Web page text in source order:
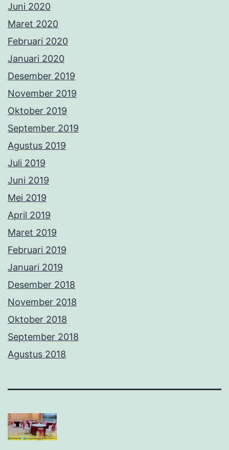
Juni 2020
Maret 2020
Februari 2020
Januari 2020
Desember 2019
November 2019
Oktober 2019
September 2019
Agustus 2019
Juli 2019
Juni 2019
Mei 2019
April 2019
Maret 2019
Februari 2019
Januari 2019
Desember 2018
November 2018
Oktober 2018
September 2018
Agustus 2018